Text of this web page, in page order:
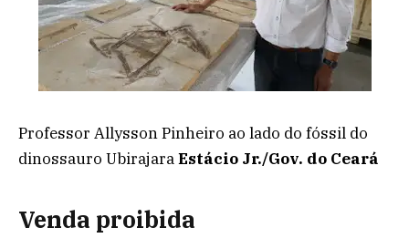
Professor Allysson Pinheiro ao lado do fóssil do
dinossauro UbirajaraEstácio Jr./Gov. do Ceará
Venda proibida